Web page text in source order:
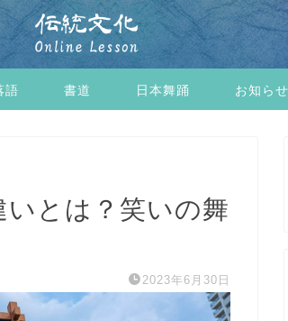
語 書道 日本舞踊 お知らせ
いとは？笑いの舞
2023年6月30日